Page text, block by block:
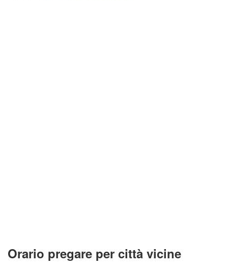
Orario pregare per città vicine